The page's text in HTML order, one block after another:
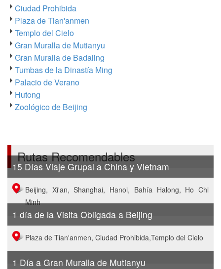
Ciudad Prohibida
Plaza de Tian'anmen
Templo del Cielo
Gran Muralla de Mutianyu
Gran Muralla de Badaling
Tumbas de la Dinastía Ming
Palacio de Verano
Hutong
Zoológico de Beijing
Rutas Recomendables
15 Días Viaje Grupal a China y Vietnam
Beijing, Xi'an, Shanghai, Hanoi, Bahía Halong, Ho Chi
Minh
1 día de la Visita Obligada a Beijing
Plaza de Tian'anmen, Ciudad Prohibida,Templo del Cielo
1 Día a Gran Muralla de Mutianyu